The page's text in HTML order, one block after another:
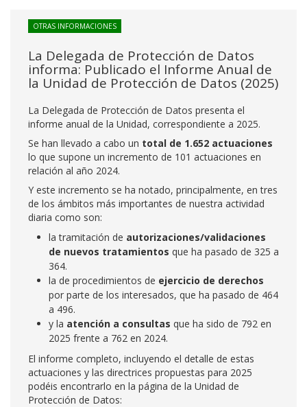
OTRAS INFORMACIONES
La Delegada de Protección de Datos
informa: Publicado el Informe Anual de
la Unidad de Protección de Datos (2025)
La Delegada de Protección de Datos presenta el
informe anual de la Unidad, correspondiente a 2025.
Se han llevado a cabo un total de 1.652 actuaciones
lo que supone un incremento de 101 actuaciones en
relación al año 2024.
Y este incremento se ha notado, principalmente, en tres
de los ámbitos más importantes de nuestra actividad
diaria como son:
la tramitación de autorizaciones/validaciones
de nuevos tratamientos que ha pasado de 325 a
364.
la de procedimientos de ejercicio de derechos
por parte de los interesados, que ha pasado de 464
a 496.
y la atención a consultas que ha sido de 792 en
2025 frente a 762 en 2024.
El informe completo, incluyendo el detalle de estas
actuaciones y las directrices propuestas para 2025
podéis encontrarlo en la página de la Unidad de
Protección de Datos: